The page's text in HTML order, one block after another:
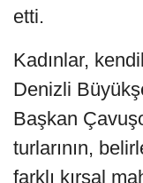
etti.
Kadınlar,
Denizli
Başkan
turlarının,
farklı kırsal